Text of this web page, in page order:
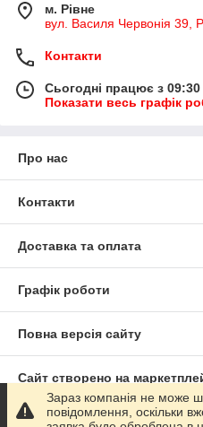
м. Рівне
вул. Василя Червонія 39,
Контакти
Сьогодні працює з
Показати весь графік
Про нас
Контакти
Доставка та оплата
Графік роботи
Повна версія сайту
Сайт створено на
Політика конфіденційності
Зараз компанія не може
повідомлення, оскільки